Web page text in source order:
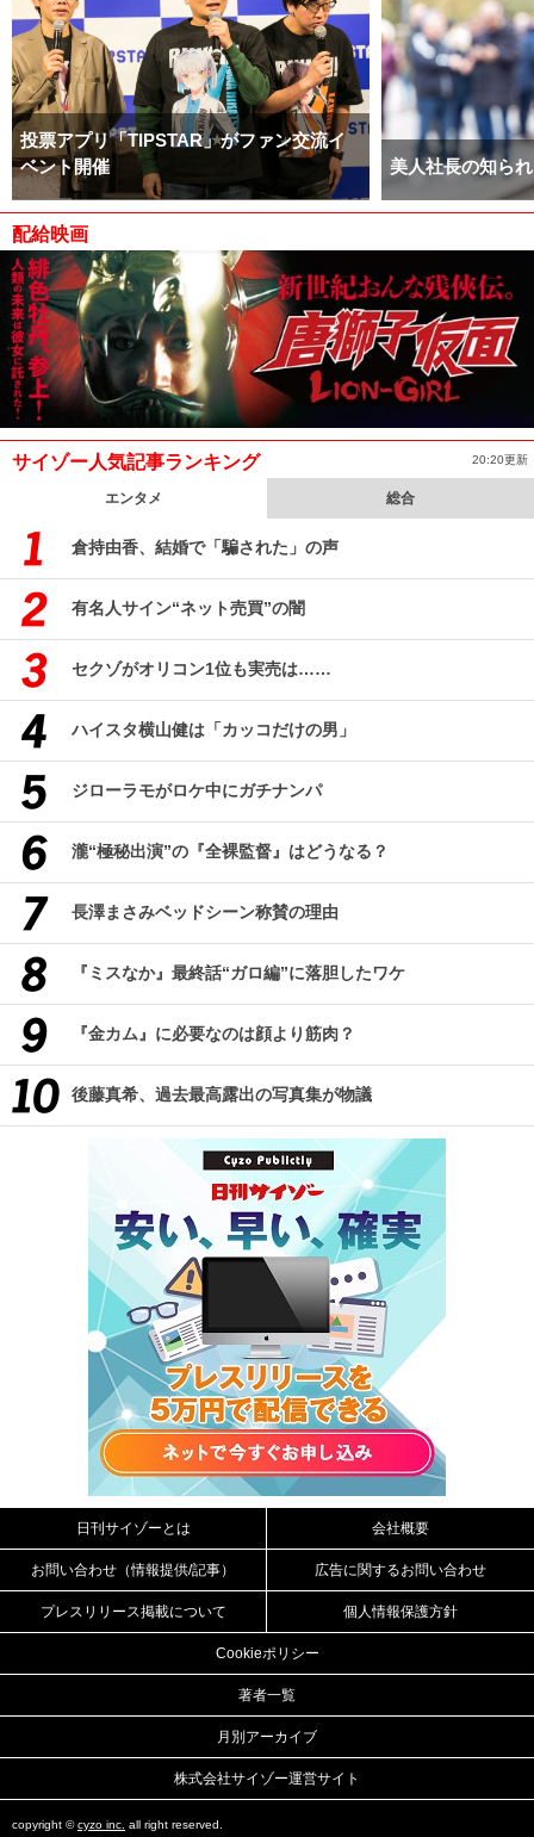
投票アプリ「TIPSTAR」がファン交流イ
ベント開催
美人社長の知ら
配給映画
サイゾー人気記事ランキング 20:20更新
エンタメ 総合
倉持由香、結婚で「騙された」の声
有名人サイン“ネット売買”の闇
セクゾがオリコン1位も実売は……
ハイスタ横山健は「カッコだけの男」
ジローラモがロケ中にガチナンパ
瀧“極秘出演”の『全裸監督』はどうなる？
長澤まさみベッドシーン称賛の理由
『ミスなか』最終話“ガロ編”に落胆したワケ
『金カム』に必要なのは顔より筋肉？
後藤真希、過去最高露出の写真集が物議
日刊サイゾーとは 会社概要
お問い合わせ（情報提供/記事） 広告に関するお問い合わせ
プレスリリース掲載について 個人情報保護方針
Cookieポリシー
著者一覧
月別アーカイブ
株式会社サイゾー運営サイト
copyright ©cyzo inc. all right reserved.